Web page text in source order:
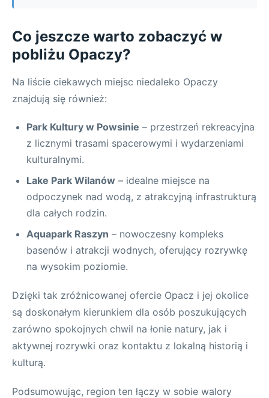
Co jeszcze warto zobaczyć w
pobliżu Opaczy?
Na liście ciekawych miejsc niedaleko Opaczy
znajdują się również:
Park Kultury w Powsinie – przestrzeń rekreacyjna
z licznymi trasami spacerowymi i wydarzeniami
kulturalnymi.
Lake Park Wilanów – idealne miejsce na
odpoczynek nad wodą, z atrakcyjną infrastrukturą
dla całych rodzin.
Aquapark Raszyn – nowoczesny kompleks
basenów i atrakcji wodnych, oferujący rozrywkę
na wysokim poziomie.
Dzięki tak zróżnicowanej ofercie Opacz i jej okolice
są doskonałym kierunkiem dla osób poszukujących
zarówno spokojnych chwil na łonie natury, jak i
aktywnej rozrywki oraz kontaktu z lokalną historią i
kulturą.
Podsumowując, region ten łączy w sobie walory